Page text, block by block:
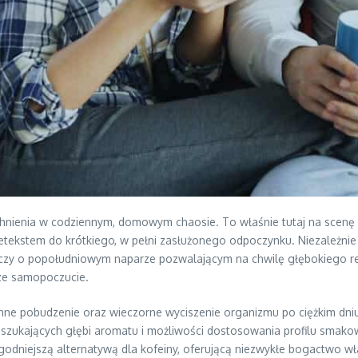
w codziennym, domowym chaosie. To właśnie tutaj na
do krótkiego, w pełni zasłużonego odpoczynku.
o popołudniowym naparze pozwalającym na chwilę głębokiego
samopoczucie.
pobudzenie oraz wieczorne wyciszenie organizmu po ciężkim
głębi aromatu i możliwości dostosowania profilu
alternatywą dla kofeiny, oferującą niezwykłe bogactwo